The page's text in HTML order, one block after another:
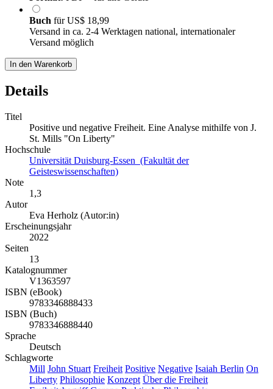
Buch fürUS$ 18,99
Versand in ca. 2-4 Werktagen national, internationaler
Versand möglich
In den Warenkorb
Details
Titel
Positive und negative Freiheit. Eine Analyse mithilfe von J.
St. Mills "On Liberty"
Hochschule
Universität Duisburg-Essen (Fakultät der
Geisteswissenschaften)
Note
1,3
Autor
Eva Herholz (Autor:in)
Erscheinungsjahr
2022
Seiten
13
Katalognummer
V1363597
ISBN (eBook)
9783346888433
ISBN (Buch)
9783346888440
Sprache
Deutsch
Schlagworte
Mill John Stuart Freiheit Positive Negative Isaiah Berlin On
Liberty Philosophie Konzept Über die Freiheit